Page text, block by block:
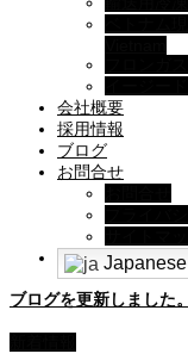
会社概要
採用情報
ブログ
お問合せ
Japanese
ブログを更新しました。